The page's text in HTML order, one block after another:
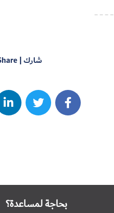
شارك | Share
بحاجة لمساعدة؟